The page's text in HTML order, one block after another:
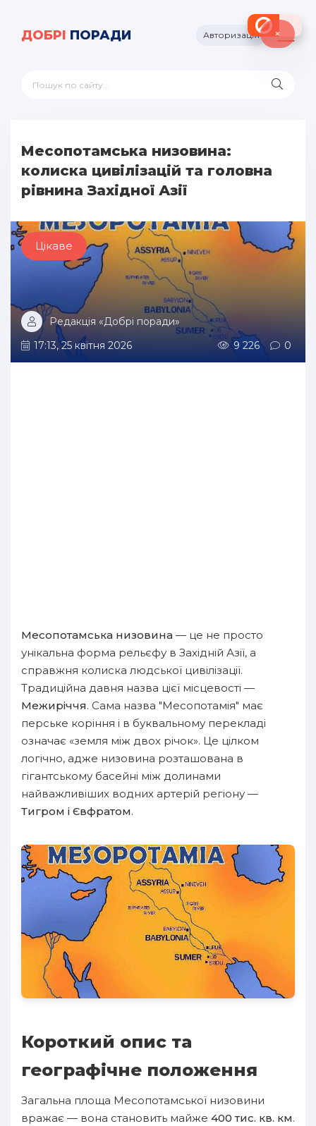
ДОБРІ ПОРАДИ Авторизація
Месопотамська низовина:
колиска цивілізацій та головна
рівнина Західної Азії
Цікаве
Редакція «Добрі поради»
17:13, 25 квітня 2026
9 226 0
Месопотамська низовина — це не просто
унікальна форма рельєфу в Західній Азії, а
справжня колиска людської цивілізації.
Традиційна давня назва цієї місцевості —
Межиріччя. Сама назва "Месопотамія" має
перське коріння і в буквальному перекладі
означає «земля між двох річок». Це цілком
логічно, адже низовина розташована в
гігантському басейні між долинами
найважливіших водних артерій регіону —
Тигром і Євфратом.
Короткий опис та
географічне положення
Загальна площа Месопотамської низовини
вражає — вона становить майже 400 тис. кв. км.
×